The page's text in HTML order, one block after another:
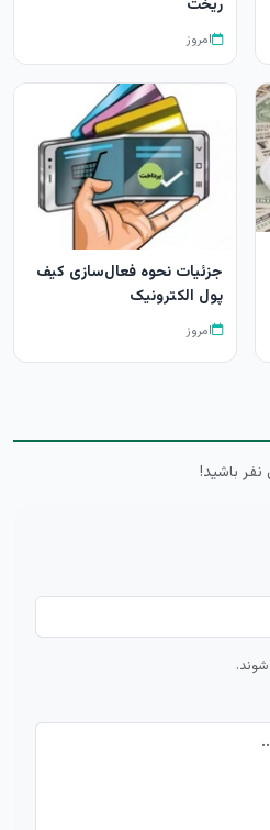
ریخت
امروز
جزئیات نحوه فعال‌سازی کیف
پول الکترونیک
امروز
باشید!